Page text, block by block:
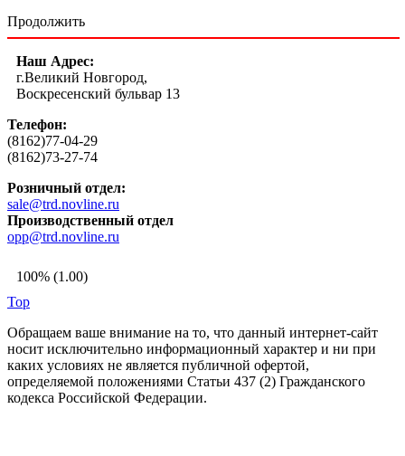
Продолжить
Наш Адрес:
г.Великий Новгород,
Воскресенский бульвар 13
Телефон:
(8162)77-04-29
(8162)73-27-74
Розничный отдел:
sale@trd.novline.ru
Производственный отдел
opp@trd.novline.ru
100% (1.00)
Top
Обращаем ваше внимание на то, что данный интернет-сайт
носит исключительно информационный характер и ни при
каких условиях не является публичной офертой,
определяемой положениями Статьи 437 (2) Гражданского
кодекса Российской Федерации.